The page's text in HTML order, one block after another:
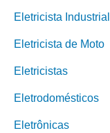
Eletricista Industrial
Eletricista de Moto
Eletricistas
Eletrodomésticos
Eletrônicas